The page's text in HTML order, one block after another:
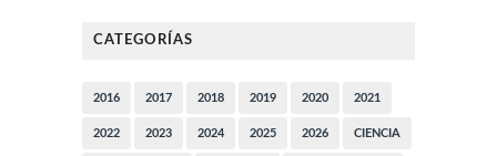
CATEGORÍAS
2016 2017 2018 2019 2020 2021
2022 2023 2024 2025 2026 CIENCIA